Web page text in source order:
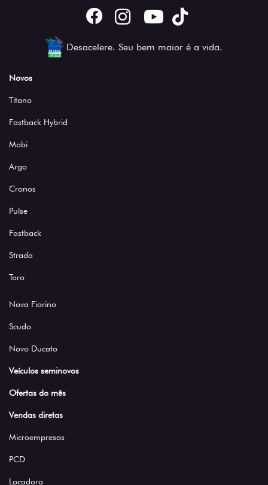
Desacelere. Seu bem maior é a vida.
Novos
Titano
Fastback Hybrid
Mobi
Argo
Cronos
Pulse
Fastback
Strada
Toro
Nova Fiorino
Scudo
Novo Ducato
Veículos seminovos
Ofertas do mês
Vendas diretas
Microempresas
PCD
Locadora